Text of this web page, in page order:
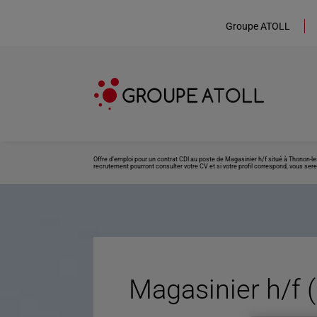
Groupe ATOLL
Offre d’emploi pour un contrat CDI au poste de Magasinier h/f situé à
recrutement pourront consulter votre CV et si votre profil correspond, vous
Magasinier h/f